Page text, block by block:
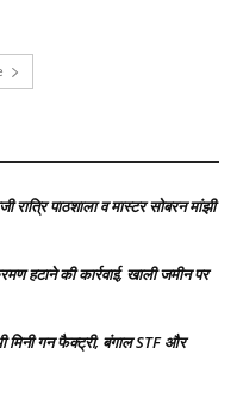
पाठशाला व मास्टर सोबरन मांझी
हटाने की कार्रवाई, खाली जमीन पर
मिनी गन फैक्ट्री, बंगाल STF और